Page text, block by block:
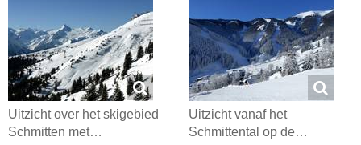
Uitzicht over het skigebied
Schmitten met…
Uitzicht vanaf het
Schmittental op de…